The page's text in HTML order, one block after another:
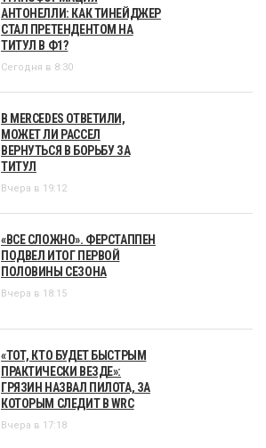
АНТОНЕЛЛИ: КАК ТИНЕЙДЖЕР
СТАЛ ПРЕТЕНДЕНТОМ НА
ТИТУЛ В Ф1?
Сегодня в 8:30
В MERCEDES ОТВЕТИЛИ,
МОЖЕТ ЛИ РАССЕЛ
ВЕРНУТЬСЯ В БОРЬБУ ЗА
ТИТУЛ
Вчера в 19:12
«ВСЕ СЛОЖНО». ФЕРСТАППЕН
ПОДВЕЛ ИТОГ ПЕРВОЙ
ПОЛОВИНЫ СЕЗОНА
Вчера в 18:15
«ТОТ, КТО БУДЕТ БЫСТРЫМ
ПРАКТИЧЕСКИ ВЕЗДЕ»:
ГРЯЗИН НАЗВАЛ ПИЛОТА, ЗА
КОТОРЫМ СЛЕДИТ В WRC
Вчера в 17:18